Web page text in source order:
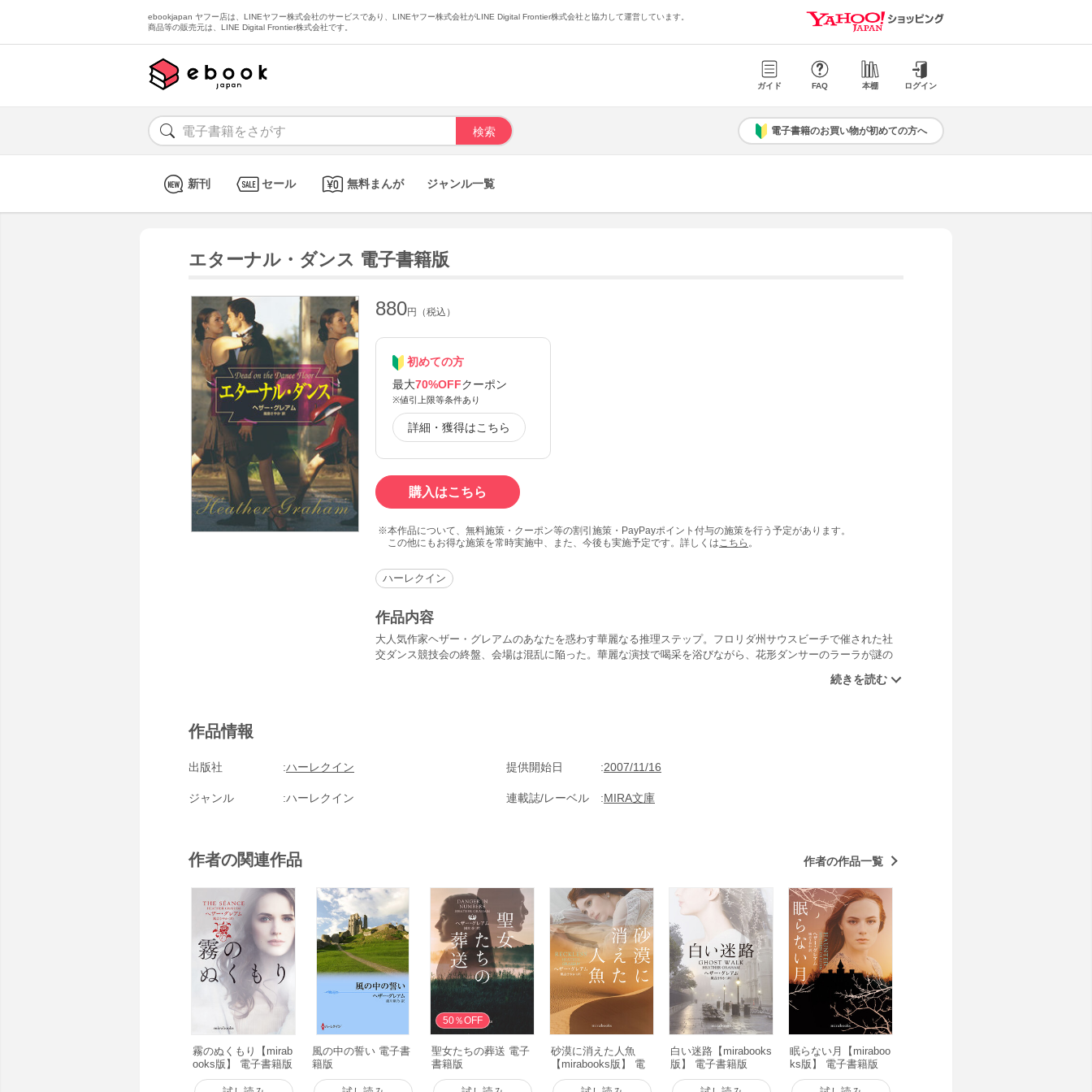
ebookjapan ヤフー店は、LINEヤフー株式会社のサービスであり、LINEヤフー株式会社がLINE Digital Frontier株式会社と協力して運営しています。
商品等の販売元は、LINE Digital Frontier株式会社です。
ガイド FAQ 本棚 ログイン
電子書籍のお買い物が初めての方へ
新刊 セール 無料まんが ジャンル一覧
エターナル・ダンス 電子書籍版
880円（税込）
初めての方
最大70%OFFクーポン
※値引上限等条件あり
詳細・獲得はこちら
購入はこちら
本作品について、無料施策・クーポン等の割引施策・PayPayポイント付与の施策を行う予定があります。
この他にもお得な施策を常時実施中、また、今後も実施予定です。詳しくは こちら 。
ハーレクイン
作品内容
大人気作家ヘザー・グレアムのあなたを惑わす華麗なる推理ステップ。フロリダ州サウスビーチで催された社
交ダンス競技会の終盤、会場は混乱に陥った。華麗な演技で喝采を浴びながら、花形ダンサーのラーラが謎の
極秘捜査を開始する。だが、そのときの彼には知る由もなかった第一容疑者のダンス講師をひと目見た瞬間、
作品情報
出版社 ハーレクイン 提供開始日 2007/11/16
ジャンル ハーレクイン 連載誌/レーベル MIRA文庫
作者の関連作品 作者の作品一覧
霧のぬくもり【mirab
ooks版】 電子書籍版
風の中の誓い 電子書
籍版
50％OFF
聖女たちの葬送 電子
書籍版
砂漠に消えた人魚
【mirabooks版】 電
子書籍版
白い迷路【mirabooks
版】 電子書籍版
眠らない月【miraboo
ks版】 電子書籍版